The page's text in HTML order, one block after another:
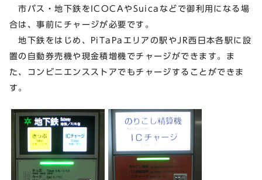
市バス・地下鉄をICOCAやSuicaなどで御利用になる場
合は、事前にチャージが必要です。
地下鉄をはじめ、PiTaPaエリアの駅やJR西日本各駅に設
置の自動券売機や現金積増機でチャージができます。ま
た、コンビニエンスストアでもチャージすることができま
す。